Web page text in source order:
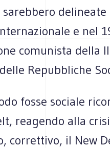
sarebbero
e nel
comunista della
Repubbliche
fosse sociale
reagendo alla
correttivo, il New